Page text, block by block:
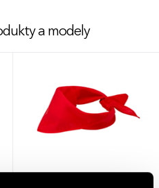
a modely